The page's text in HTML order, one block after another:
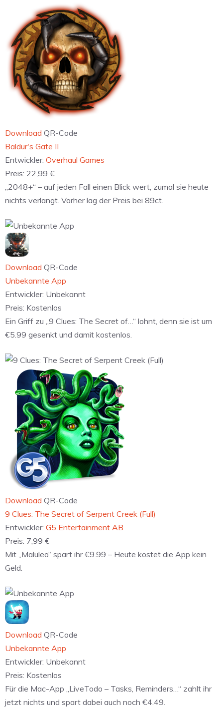
Download QR-Code
‎Baldur's Gate II
Entwickler: Overhaul Games
Preis: 22,99 €
„2048+“ – auf jeden Fall einen Blick wert, zumal sie heute
nichts verlangt. Vorher lag der Preis bei 89ct.
Download QR-Code
Unbekannte App
Entwickler: Unbekannt
Preis: Kostenlos
Ein Griff zu „9 Clues: The Secret of…“ lohnt, denn sie ist um
€5.99 gesenkt und damit kostenlos.
Download QR-Code
9 Clues: The Secret of Serpent Creek (Full)
Entwickler: G5 Entertainment AB
Preis: 7,99 €
Mit „Maluleo“ spart ihr €9.99 – Heute kostet die App kein
Geld.
Download QR-Code
Unbekannte App
Entwickler: Unbekannt
Preis: Kostenlos
Für die Mac-App „LiveTodo – Tasks, Reminders…“ zahlt ihr
jetzt nichts und spart dabei auch noch €4.49.